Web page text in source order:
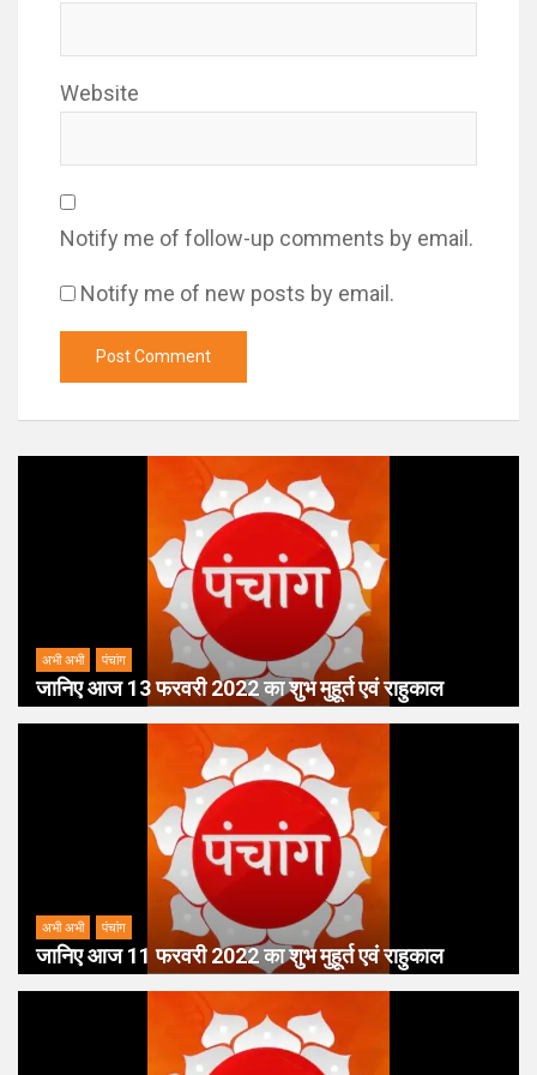
Website
Notify me of follow-up comments by email.
Notify me of new posts by email.
अभी अभी पंचांग
जानिए आज 13 फरवरी 2022 का शुभ मुहूर्त एवं राहुकाल
अभी अभी पंचांग
जानिए आज 11 फरवरी 2022 का शुभ मुहूर्त एवं राहुकाल